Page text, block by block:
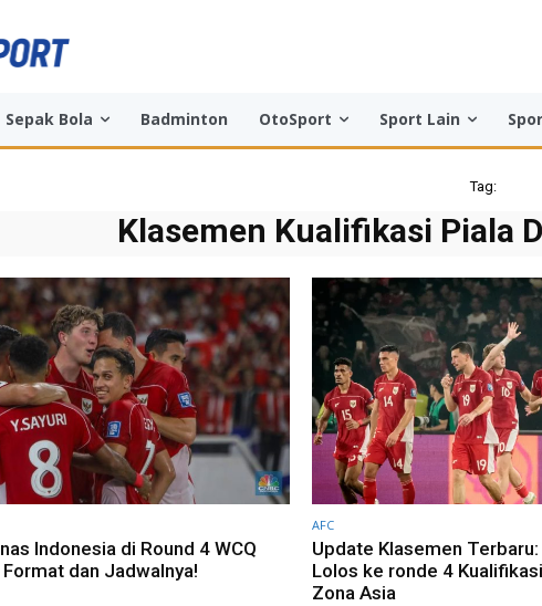
Sepak Bola Badminton OtoSport Sport Lain
Tag:
Klasemen Kualifikasi Piala
Indonesia di Round 4 WCQ
dan Jadwalnya!
AFC
Update Klasemen
Lolos ke ronde 4
Zona Asia